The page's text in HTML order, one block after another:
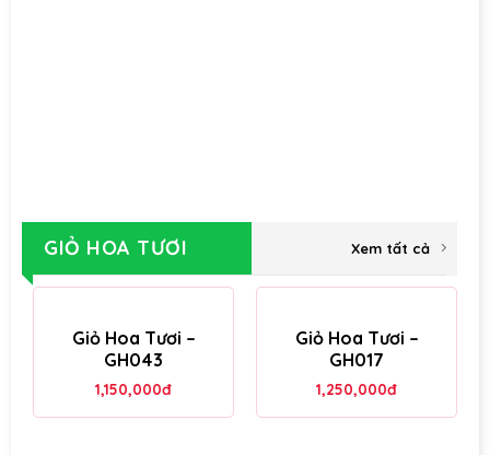
GIỎ HOA TƯƠI Xem tất cả
Giỏ Hoa Tươi –
GH043
1,150,000đ
Giỏ Hoa Tươi –
GH017
1,250,000đ